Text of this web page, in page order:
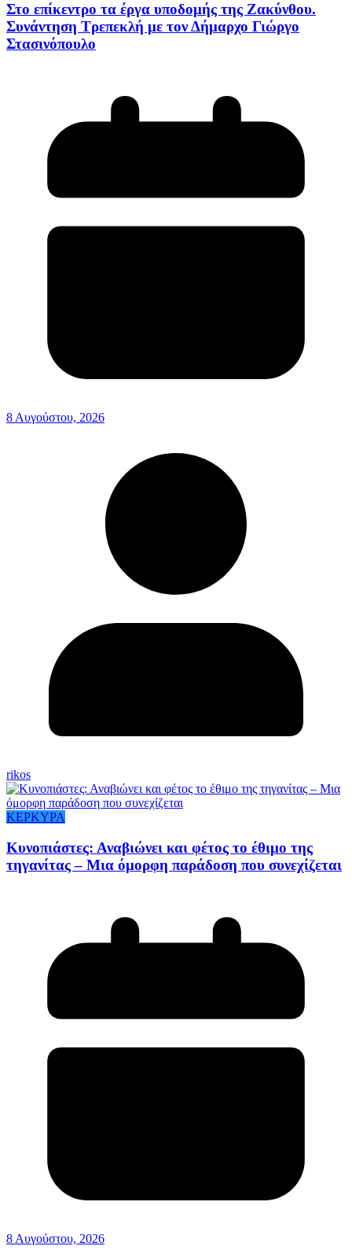
Στο επίκεντρο τα έργα υποδομής της Ζακύνθου.
Συνάντηση Τρεπεκλή με τον Δήμαρχο Γιώργο
Στασινόπουλο
8 Αυγούστου, 2026
rikos
ΚΕΡΚΥΡΑ
Κυνοπιάστες: Αναβιώνει και φέτος το έθιμο της
τηγανίτας – Μια όμορφη παράδοση που συνεχίζεται
8 Αυγούστου, 2026